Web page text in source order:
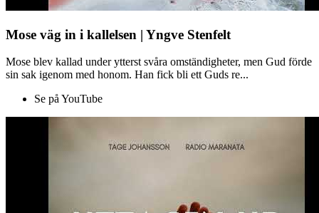
Mose väg in i kallelsen | Yngve Stenfelt
Mose blev kallad under ytterst svåra omständigheter, men Gud förde
sin sak igenom med honom. Han fick bli ett Guds re...
Se på YouTube